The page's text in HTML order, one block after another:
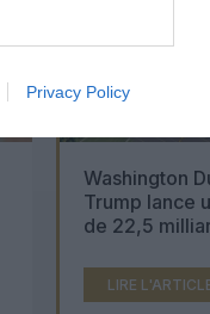
Privacy Policy
Washington
Trump lance
de 22,5
LIRE